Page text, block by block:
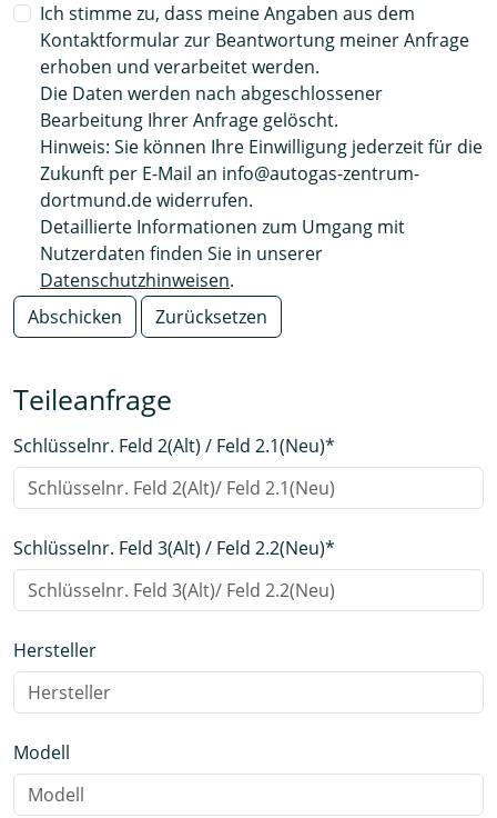
Ich stimme zu, dass meine Angaben aus dem
Kontaktformular zur Beantwortung meiner Anfrage
erhoben und verarbeitet werden.
Die Daten werden nach abgeschlossener
Bearbeitung Ihrer Anfrage gelöscht.
Hinweis: Sie können Ihre Einwilligung jederzeit für die
Zukunft per E-Mail an info@autogas-zentrum-
dortmund.de widerrufen.
Detaillierte Informationen zum Umgang mit
Nutzerdaten finden Sie in unserer
Datenschutzhinweisen.
Abschicken
Zurücksetzen
Teileanfrage
Schlüsselnr. Feld 2(Alt) / Feld 2.1(Neu)*
Schlüsselnr. Feld 3(Alt) / Feld 2.2(Neu)*
Hersteller
Modell